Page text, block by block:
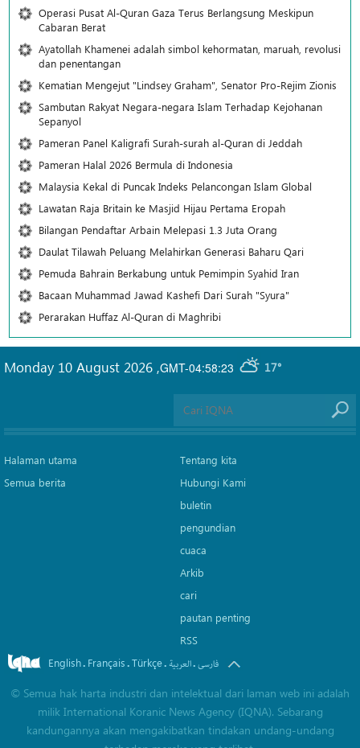
Operasi Pusat Al-Quran Gaza Terus Berlangsung Meskipun
Cabaran Berat
Ayatollah Khamenei adalah simbol kehormatan, maruah, revolusi
dan penentangan
Kematian Mengejut "Lindsey Graham", Senator Pro-Rejim Zionis
Sambutan Rakyat Negara-negara Islam Terhadap Kejohanan
Sepanyol
Pameran Panel Kaligrafi Surah-surah al-Quran di Jeddah
Pameran Halal 2026 Bermula di Indonesia
Malaysia Kekal di Puncak Indeks Pelancongan Islam Global
Lawatan Raja Britain ke Masjid Hijau Pertama Eropah
Bilangan Pendaftar Arbain Melepasi 1.3 Juta Orang
Daulat Tilawah Peluang Melahirkan Generasi Baharu Qari
Pemuda Bahrain Berkabung untuk Pemimpin Syahid Iran
Bacaan Muhammad Jawad Kashefi Dari Surah "Syura"
Perarakan Huffaz Al-Quran di Maghribi
GMT-04:58:23 17°
Monday 10 August 2026 ,
Halaman utama
Semua berita
Tentang kita
Hubungi Kami
buletin
pengundian
cuaca
Arkib
cari
pautan penting
RSS
English. Français.Türkçe. العربیة.فارسی
© Semua hak harta industri dan intelektual dari laman web ini adalah
milik International Koranic News Agency (IQNA). Sebarang
kandungannya akan mengakibatkan tindakan undang-undang